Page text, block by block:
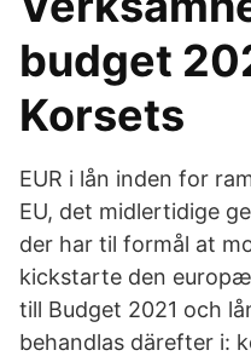
budget
Korsets
EUR i lån inden for
EU, det midlertidige
der har til formål at
kickstarte den
till Budget 2021 och
behandlas därefter i: